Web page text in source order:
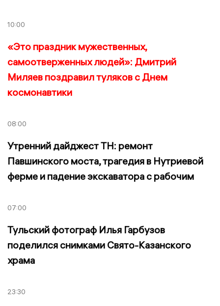
10:00
«Это праздник мужественных,
самоотверженных людей»: Дмитрий
Миляев поздравил туляков с Днем
космонавтики
08:00
Утренний дайджест ТН: ремонт
Павшинского моста, трагедия в Нутриевой
ферме и падение экскаватора с рабочим
07:00
Тульский фотограф Илья Гарбузов
поделился снимками Свято-Казанского
храма
23:30